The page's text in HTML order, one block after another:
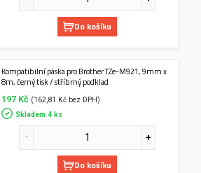
Do košíku
Kompatibilní páska pro Brother TZe-M921, 9mm x
8m, černý tisk / stříbrný podklad
197 Kč (162,81 Kč bez DPH)
Skladem 4 ks
Do košíku